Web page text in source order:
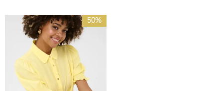
50%
Prijsklasse:
€30,00
tot
€42,00